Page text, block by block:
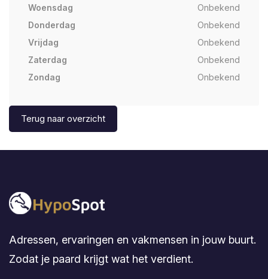
Woensdag
Onbekend
Donderdag
Onbekend
Vrijdag
Onbekend
Zaterdag
Onbekend
Zondag
Onbekend
Terug naar overzicht
Adressen, ervaringen en vakmensen in jouw buurt.
Zodat je paard krijgt wat het verdient.